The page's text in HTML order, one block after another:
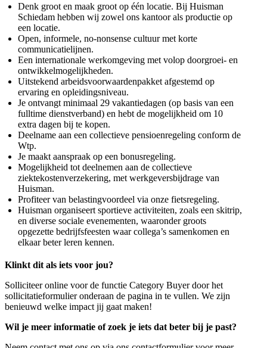
Denk groot en maak groot op één locatie. Bij Huisman
Schiedam hebben wij zowel ons kantoor als productie op
een locatie.
Open, informele, no-nonsense cultuur met korte
communicatielijnen.
Een internationale werkomgeving met volop doorgroei- en
ontwikkelmogelijkheden.
Uitstekend arbeidsvoorwaardenpakket afgestemd op
ervaring en opleidingsniveau.
Je ontvangt minimaal 29 vakantiedagen (op basis van een
fulltime dienstverband) en hebt de mogelijkheid om 10
extra dagen bij te kopen.
Deelname aan een collectieve pensioenregeling conform de
Wtp.
Je maakt aanspraak op een bonusregeling.
Mogelijkheid tot deelnemen aan de collectieve
ziektekostenverzekering, met werkgeversbijdrage van
Huisman.
Profiteer van belastingvoordeel via onze fietsregeling.
Huisman organiseert sportieve activiteiten, zoals een skitrip,
en diverse sociale evenementen, waaronder groots
opgezette bedrijfsfeesten waar collega’s samenkomen en
elkaar beter leren kennen.
Klinkt dit als iets voor jou?
Solliciteer online voor de functie Category Buyer door het
sollicitatieformulier onderaan de pagina in te vullen. We zijn
benieuwd welke impact jij gaat maken!
Wil je meer informatie of zoek je iets dat beter bij je past?